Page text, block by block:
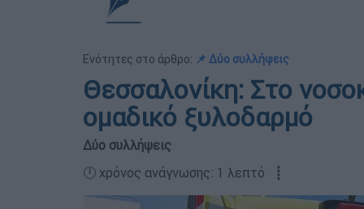
Ενότητες στο άρθρο: 📌 Δύο συλλήψεις
Θεσσαλονίκη: Στο
ομαδικό ξυλοδαρμό
Δύο συλλήψεις
🕛 χρόνος ανάγνωσης: 1 λεπτό ┋